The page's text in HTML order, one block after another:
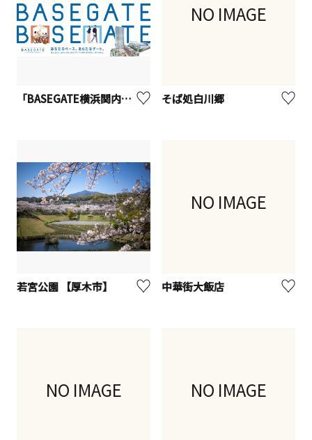
「BASEGATE横浜関内」3月19日（木）開業！
NO IMAGE
そば処白川郷
若宮公園 【厚木市】
NO IMAGE
中華街大飯店
NO IMAGE NO IMAGE